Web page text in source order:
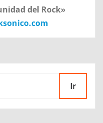
del Rock»
Ir